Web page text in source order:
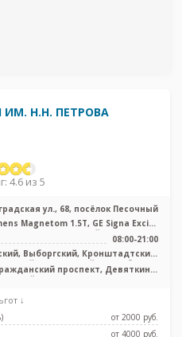
Н.Н. ПЕТРОВА
4.6 из 5
ул., 68, посёлок Песочный
Magnetom 1.5T, GE Signa Excite
HD 1.5T закрытый тип, КТ Ph ...
08:00-21:00
Выборгский, Кронштадтский,
Приморский, Лен. область
проспект, Девяткино,
проспект, Озерки, Парнас,
↓
от 2000 pуб.
от 4000 pуб.